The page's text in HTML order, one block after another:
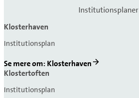
Institutionsplaner
Klosterhaven
Institutionsplan
Se mere om: Klosterhaven
Klostertoften
Institutionsplan